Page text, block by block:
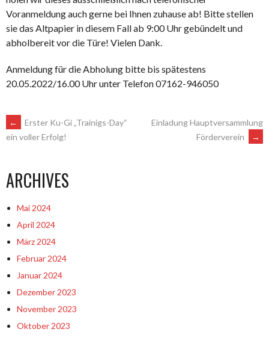
Voranmeldung auch gerne bei Ihnen zuhause ab! Bitte stellen
sie das Altpapier in diesem Fall ab 9:00 Uhr gebündelt und
abholbereit vor die Türe! Vielen Dank.
Anmeldung für die Abholung bitte bis spätestens
20.05.2022/16.00 Uhr unter Telefon 07162-946050
ARTIKEL-
←
Erster Ku-Gi „Trainigs-Day“
ein voller Erfolg!
Einladung Hauptversammlung
Förderverein
→
ARCHIVES
Mai 2024
April 2024
März 2024
Februar 2024
Januar 2024
Dezember 2023
November 2023
Oktober 2023